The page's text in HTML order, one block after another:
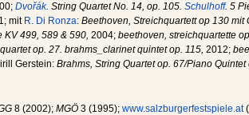
Dvořák. String Quartet No. 14, op. 105. Schulhoff. 5
mit R. Di Ronza: Beethoven, Streichquartett op 130 mit
KV 499, 589 & 590, 2004; beethoven, streichquartette
op. 27. brahms_clarinet quintet op. 115, 2012;
Gerstein: Brahms, String Quartet op. 67/Piano
8 (2002); MGÖ 3 (1995); www.salzburgerfestspiele.at